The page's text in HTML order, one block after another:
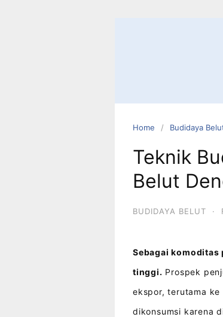
Home Budidaya
Teknik
Belut
BUDIDAYA BELUT ·
Sebagai
tinggi. Prospek
ekspor, terutama ke
dikonsumsi karena